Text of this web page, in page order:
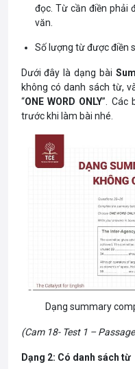
đọc. Từ cần điền phải
văn.
Số lượng từ được điền
Dưới đây là dạng bài
không có danh sách từ,
“ONE WORD ONLY”. Các
trước khi làm bài nhé.
Dạng summary
(Cam 18- Test 1 –
Dạng 2: Có danh sách từ